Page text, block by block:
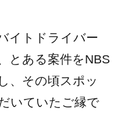
イトドライバー
とある案件をNBS
、その頃スポッ
いていたご縁で